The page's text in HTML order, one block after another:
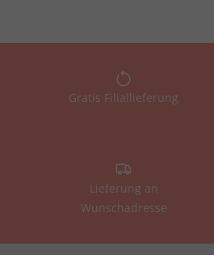
Gratis Filiallieferung
Lieferung an
Wunschadresse